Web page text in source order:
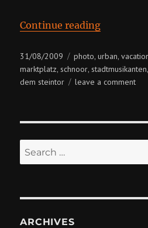
Continue reading
Posted
on
31/08/2009 Categories
photo,urban,
marktplatz, schnoor, stadtmusikanten
dem steintor
leave a commenton
Search
for:
ARCHIVES